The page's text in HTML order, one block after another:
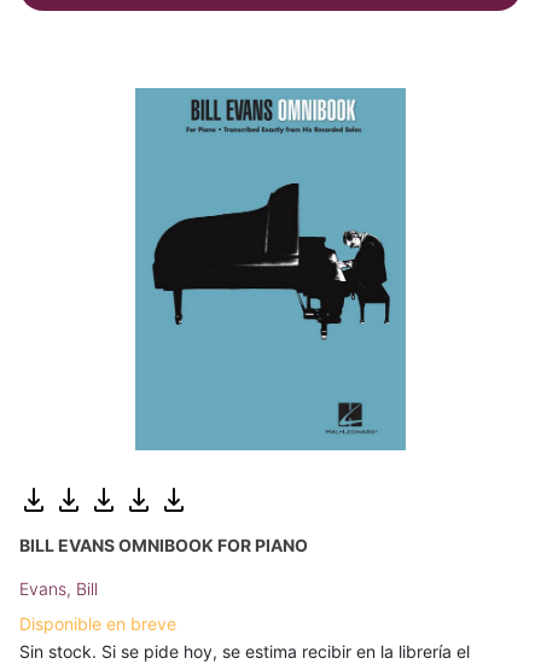
BILL EVANS OMNIBOOK FOR PIANO
Evans, Bill
Disponible en breve
Sin stock. Si se pide hoy, se estima recibir en la librería el